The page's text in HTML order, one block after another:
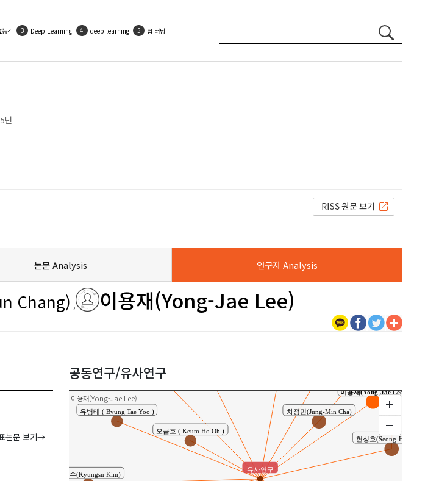
능감 Deep Learning deep learning 딥 러닝
년
논문 Analysis 연구자 Analysis
Chang) 이용재(Yong-Jae Lee)
논문 보기→
공동연구/유사연구
이용재(Yong-Jae Lee)
차정민(Jung-Min Cha)
현성호(Seong-Ho Hyun)
김경수(Kyungsu Kim)
오금호 ( Keum Ho Oh )
유병태 ( Byung Tae Yoo )
이용재(Yong-Jae Lee)
공동연구
유사연구